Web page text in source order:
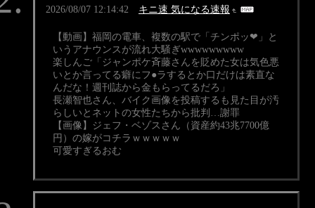
2026/08/07 12:14:42 キニ速 気になる速報
【動画】福岡の電車、複数の駅で「チンポッ❤」と
いうアナウンスが流れ大騒ぎwwwwwwwww
楽しんご「ジャンポケ斉藤さんを貶めた女は気色悪
いとか言ってる癖にフ●ラするとか口だけは素直な
んだな！週刊誌から金もらってるだろ」
長瀬智也さん、バイク画像を投稿するも見た目が汚
らしいとネットの女性たちから批判…謝罪
【画像】ジェフ・ベゾスさん（資産約43兆7700億
円）の嫁がコチラｗｗｗｗｗ
可愛すぎるおむ